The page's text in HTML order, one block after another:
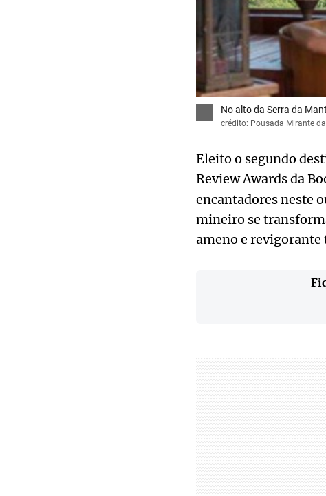
No alto da Serra da
crédito: Pousada Mirante
Eleito o segundo
Review Awards da
encantadores neste
mineiro se
ameno e revigorante